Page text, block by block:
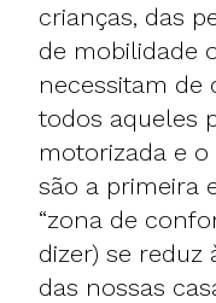
crianças, das
de mobilidade
necessitam de
todos aqueles
motorizada e
são a primeira
“zona de
dizer) se reduz
das nossas